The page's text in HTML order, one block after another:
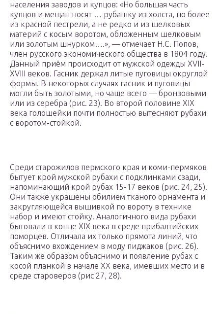
населения заводов и купцов: «Но большая часть
купцов и мещан носят … рубашку из холста, но более
из красной пестрели, а не редко и из шелковых
материй с косым воротом, обложенным шелковым
или золотым шнурком….», — отмечает Н.С. Попов,
член русского экономического общества в 1804 году.
Данный приём происходит от мужской одежды XVII-
XVIII веков. Гасник держал литые пуговицы округлой
формы. В некоторых случаях гасник и пуговицы
могли быть золотыми, но чаще всего — бронзовыми
или из серебра (рис. 23). Во второй половине XIX
века голошейки почти полностью вытесняют рубахи
с воротом-стойкой.
Среди старожилов пермского края и коми-пермяков
бытует крой мужской рубахи с подклинками сзади,
напоминающий крой рубах 15-17 веков (рис. 24, 25).
Они также украшены обилием тканого орнамента и
закругляющейся вышивкой по вороту в технике
набор и имеют стойку. Аналогичного вида рубахи
бытовали в конце XIX века в среде прибалтийских
поморцев. Отличала их только прямота линий, что
объяснимо вхождением в моду пиджаков (рис. 26).
Таким же образом объяснимо и появление рубах с
косой планкой в начале XX века, имевших место и в
среде староверов (рис 27, 28).